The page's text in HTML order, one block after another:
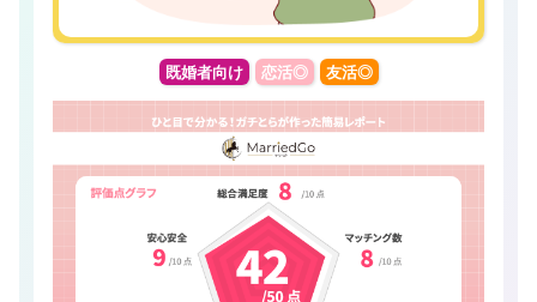
既婚者向け 恋活◎ 友活◎